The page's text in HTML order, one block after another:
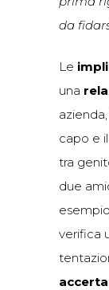
da
Le
una
capo e
tra
due
verifica